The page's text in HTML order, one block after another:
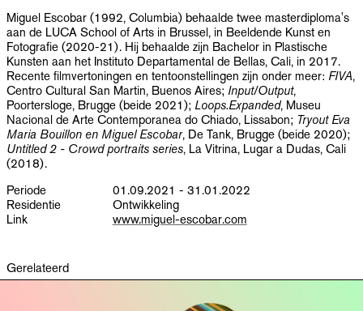
Miguel Escobar (1992, Columbia) behaalde twee masterdiploma's
aan de LUCA School of Arts in Brussel, in Beeldende Kunst en
Fotografie (2020-21). Hij behaalde zijn Bachelor in Plastische
Kunsten aan het Instituto Departamental de Bellas, Cali, in 2017.
Recente filmvertoningen en tentoonstellingen zijn onder meer: FIVA,
Centro Cultural San Martin, Buenos Aires; Input/Output,
Poortersloge, Brugge (beide 2021); Loops.Expanded, Museu
Nacional de Arte Contemporanea do Chiado, Lissabon; Tryout Eva
Maria Bouillon en Miguel Escobar, De Tank, Brugge (beide 2020);
Untitled 2 - Crowd portraits series, La Vitrina, Lugar a Dudas, Cali
(2018).
Periode
01.09.2021 - 31.01.2022
Residentie
Ontwikkeling
Link
www.miguel-escobar.com
Gerelateerd